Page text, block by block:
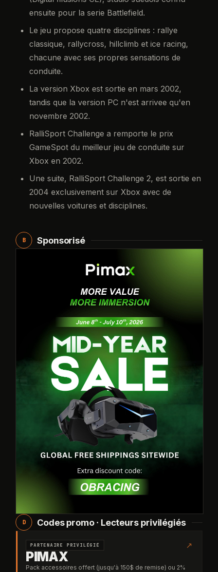
ensuite pour la serie Battlefield.
Le jeu propose quatre disciplines : rallye
classique, rallycross, hillclimb et ice racing,
chacune avec ses propres sensations de
conduite.
La version Xbox est sortie en mars 2002,
tandis que la version PC n'est arrivee qu'en
novembre 2002.
RalliSport Challenge a remporte le prix
GameSpot du meilleur jeu de conduite sur
Xbox en 2002.
Une suite, RalliSport Challenge 2, est sortie en
2004 exclusivement sur Xbox avec de
nouvelles voitures et disciplines.
B Sponsorisé
D Codes promo · Lecteurs privilégiés
PARTENAIRE PRIVILÉGIÉ ↗
PIMAX
Pack accessoires offert (jusqu'à 150$ de remise) ou 2%